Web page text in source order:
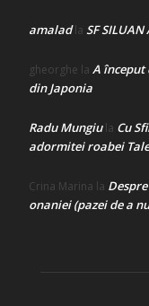
amaladla SF SILUAN
gheorghe la A
din Japonia
Radu Mungiula Cu
adormitei roabei
Crina Marina la
onaniei (pazei de a